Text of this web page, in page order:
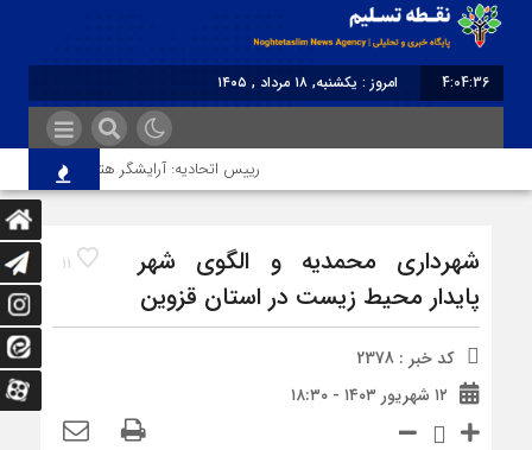
4:04:36
امروز : یکشنبه, ۱۸ مرداد , ۱۴۰۵
رییس اتحادیه: آرایشگر هتاک در قزوین عضو
11
شهرداری محمدیه و الگوی شهر
پایدار محیط زیست در استان قزوین
کد خبر : 2378
۱۲ شهریور ۱۴۰۳ - ۱۸:۳۰